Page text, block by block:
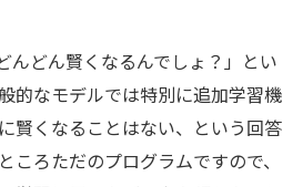
んどん賢くなるんでしょ？」とい
的なモデルでは特別に追加学習機
賢くなることはない、という回答
ころただのプログラムですので、